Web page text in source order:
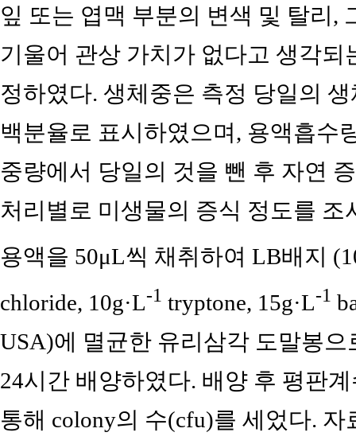
잎 또는 엽맥 부분의 변색 및 탈리,
기울어 관상 가치가 없다고 생각
정하였다. 생체중은 측정 당일의
백분율로 표시하였으며, 용액흡수
중량에서 당일의 것을 뺀 후 자연
처리별로 미생물의 증식 정도를
용액을 50μL씩 채취하여 LB배지
chloride, 10g·L-1 tryptone, 15g·L-1
USA)에 멸균한 유리삼각 도말봉
24시간 배양하였다. 배양 후 평판
통해 colony의 수(cfu)를 세었다. 자